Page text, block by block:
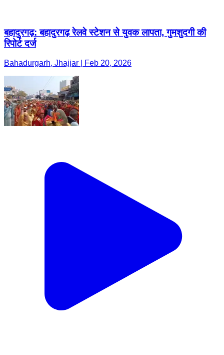
बहादुरगढ़: बहादुरगढ़ रेलवे स्टेशन से युवक लापता, गुमशुदगी की
रिपोर्ट दर्ज
Bahadurgarh, Jhajjar | Feb 20, 2026